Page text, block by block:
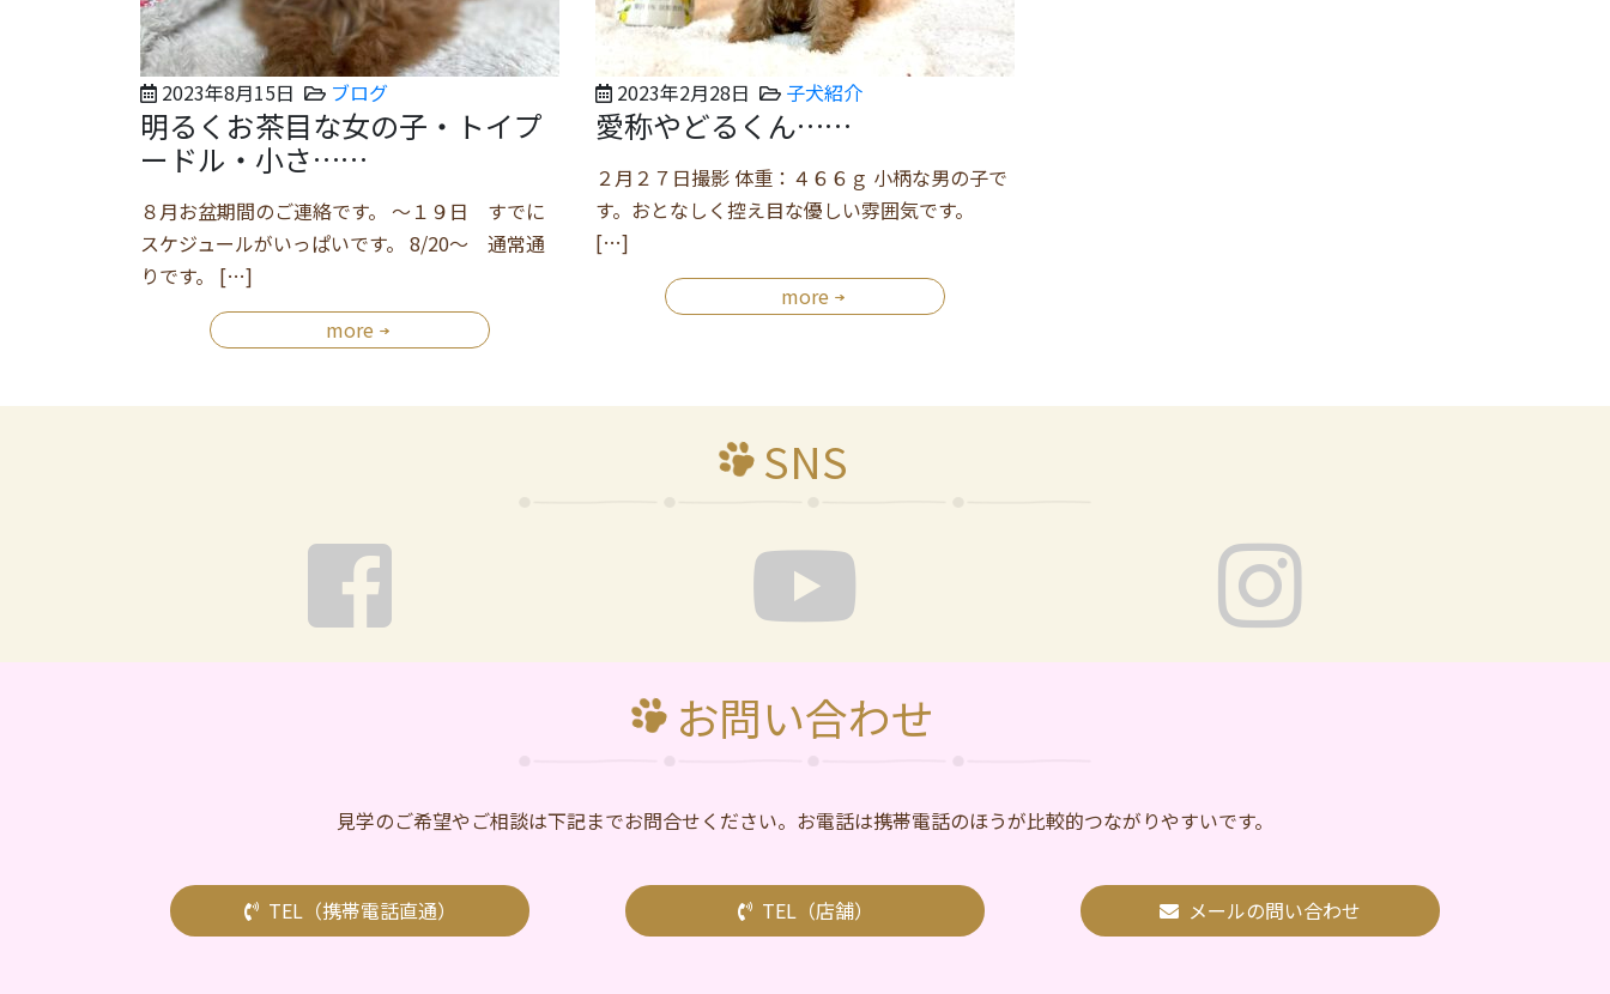
2023年8月15日 ブログ
明るくお茶目な女の子・トイプ
ードル・小さ……
８月お盆期間のご連絡です。 ～１９日 すでに
スケジュールがいっぱいです。 8/20～ 通常通
りです。 […]
more
2023年2月28日 子犬紹介
愛称やどるくん……
２月２７日撮影 体重：４６６ｇ 小柄な男の子で
す。おとなしく控え目な優しい雰囲気です。
[…]
more
SNS
お問い合わせ
⾒学のご希望やご相談は下記までお問合せください。お電話は携帯電話のほうが比較的つながりやすいです。
TEL（携帯電話直通） TEL（店舗） メールの問い合わせ